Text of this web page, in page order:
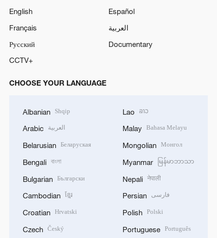
English
Español
Français
العربية
Русский
Documentary
CCTV+
CHOOSE YOUR LANGUAGE
Albanian Shqip
Arabic العربية
Belarusian Беларуская
Bengali বাংলা
Bulgarian Български
Cambodian ខ្មែរ
Croatian Hrvatski
Czech Český
Lao ລາວ
Malay Bahasa Melayu
Mongolian Монгол
Myanmar မြန်မာဘာသာ
Nepali नेपाली
Persian فارسی
Polish Polski
Portuguese Português